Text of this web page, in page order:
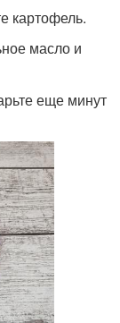
картофель.
масло и
еще минут